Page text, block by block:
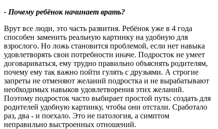
- Почему ребёнок начинает врать?
Врут все люди, это часть развития. Ребёнок уже в 4 года
способен заменить реальную картинку на удобную для
взрослого. Но ложь становится проблемой, если нет навыка
удовлетворять свои потребности иначе. Подросток не умеет
договариваться, ему трудно правильно объяснять родителям,
почему ему так важно пойти гулять с друзьями. А строгие
запреты не отменяют желаний подростка и не вырабатывают
необходимых навыков удовлетворения этих желаний.
Поэтому подросток часто выбирает простой путь: создать для
родителей удобную картинку, чтобы они отстали. Сработало
раз, два - и поехало. Это не патология, а симптом
неправильно выстроенных отношений.